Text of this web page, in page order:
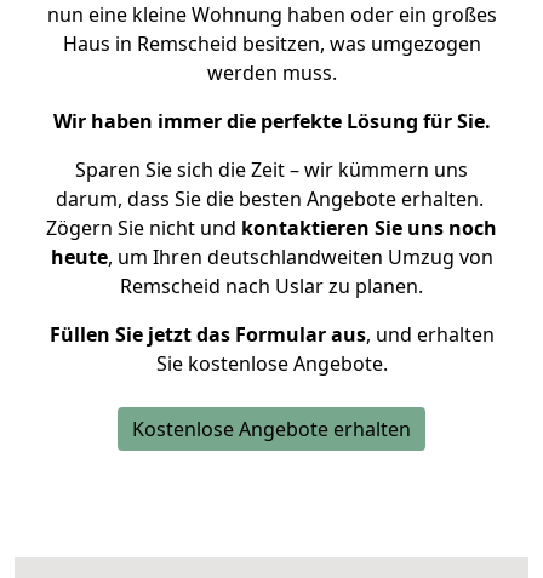
nun eine kleine Wohnung haben oder ein großes
Haus in Remscheid besitzen, was umgezogen
werden muss.
Wir haben immer die perfekte Lösung für Sie.
Sparen Sie sich die Zeit – wir kümmern uns
darum, dass Sie die besten Angebote erhalten.
Zögern Sie nicht und kontaktieren Sie uns noch
heute, um Ihren deutschlandweiten Umzug von
Remscheid nach Uslar zu planen.
Füllen Sie jetzt das Formular aus, und erhalten
Sie kostenlose Angebote.
Kostenlose Angebote erhalten